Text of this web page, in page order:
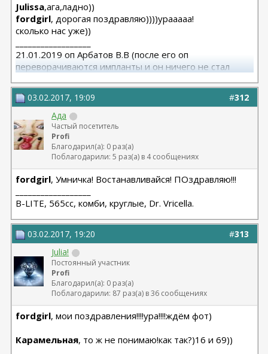
Julissa,ага,ладно))
fordgirl, дорогая поздравляю))))урааааа!
сколько нас уже))
21.01.2019 оп Арбатов В.В (после его оп
переворачиваются импланты и он ничего не стал
#312
03.02.2017, 19:09
Ада
Частый посетитель
Profi
Благодарил(а): 0 раз(а)
Поблагодарили: 5 раз(а) в 4 сообщениях
fordgirl, Умничка! Востанавливайся! ПОздравляю!!!
B-LITE, 565сс, комби, круглые, Dr. Vricella.
#313
03.02.2017, 19:20
Julia!
Постоянный участник
Profi
Благодарил(а): 0 раз(а)
Поблагодарили: 87 раз(а) в 36 сообщениях
fordgirl, мои поздравления!!!!ура!!!!ждём фот)
Карамельная, то ж не понимаю!как так?)16 и 69))